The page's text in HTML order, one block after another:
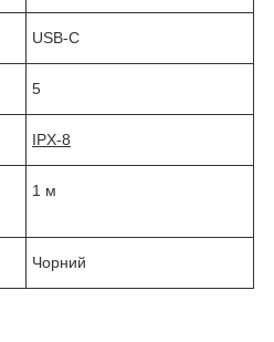
USB-C
5
IPX-8
1 м
Чорний